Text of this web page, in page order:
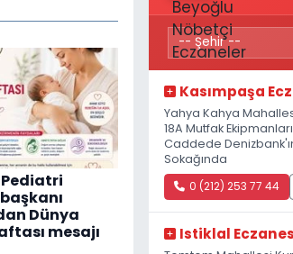
Pediatri
Dünya
mesajı
Kasımpaşa
Yahya Kahya
18A Mutfak
Caddede
Sokağında
0 (212) 253 77 44
Istiklal